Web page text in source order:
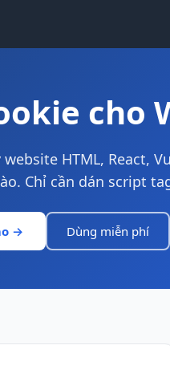
cho
HTML, React,
Chỉ cần dán script
→ Dùng miễn phí